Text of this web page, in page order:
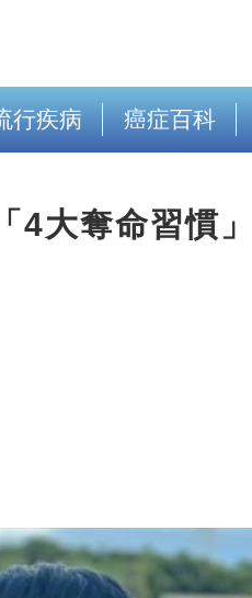
行疾病 癌症百科
4大奪命習慣